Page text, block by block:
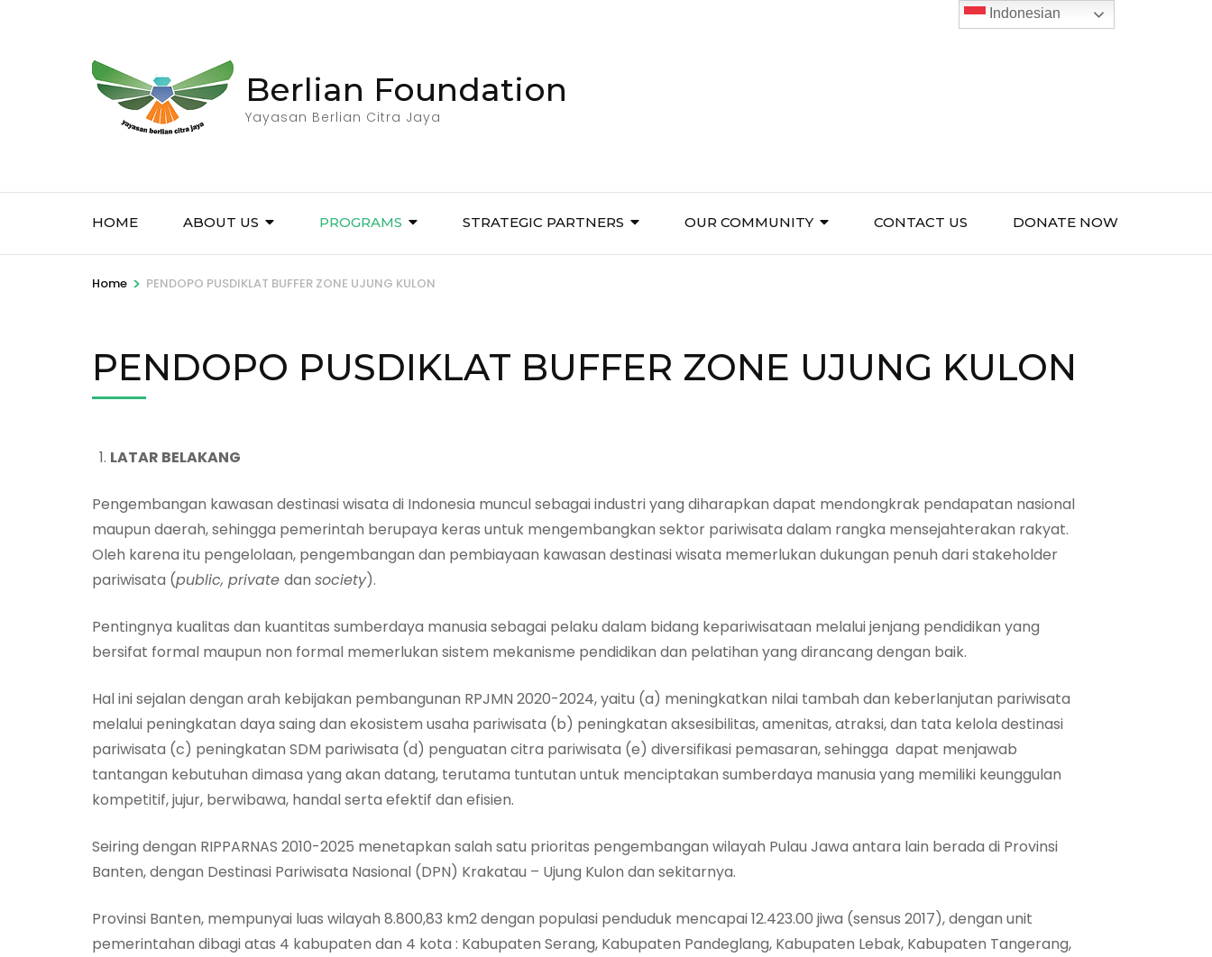
Berlian Foundation
Yayasan Berlian Citra Jaya
HOME ABOUT US PROGRAMS STRATEGIC PARTNERS OUR COMMUNITY CONTACT US DONATE NOW
Home > PENDOPO PUSDIKLAT BUFFER ZONE UJUNG KULON
PENDOPO PUSDIKLAT BUFFER ZONE UJUNG KULON
LATAR BELAKANG
Pengembangan kawasan destinasi wisata di Indonesia muncul sebagai industri yang diharapkan dapat mendongkrak pendapatan nasional
maupun daerah, sehingga pemerintah berupaya keras untuk mengembangkan sektor pariwisata dalam rangka mensejahterakan rakyat.
Oleh karena itu pengelolaan, pengembangan dan pembiayaan kawasan destinasi wisata memerlukan dukungan penuh dari stakeholder
pariwisata (public, private dan society).
Pentingnya kualitas dan kuantitas sumberdaya manusia sebagai pelaku dalam bidang kepariwisataan melalui jenjang pendidikan yang
bersifat formal maupun non formal memerlukan sistem mekanisme pendidikan dan pelatihan yang dirancang dengan baik.
Hal ini sejalan dengan arah kebijakan pembangunan RPJMN 2020-2024, yaitu (a) meningkatkan nilai tambah dan keberlanjutan pariwisata
melalui peningkatan daya saing dan ekosistem usaha pariwisata (b) peningkatan aksesibilitas, amenitas, atraksi, dan tata kelola destinasi
pariwisata (c) peningkatan SDM pariwisata (d) penguatan citra pariwisata (e) diversifikasi pemasaran, sehingga dapat menjawab
tantangan kebutuhan dimasa yang akan datang, terutama tuntutan untuk menciptakan sumberdaya manusia yang memiliki keunggulan
kompetitif, jujur, berwibawa, handal serta efektif dan efisien.
Seiring dengan RIPPARNAS 2010-2025 menetapkan salah satu prioritas pengembangan wilayah Pulau Jawa antara lain berada di Provinsi
Banten, dengan Destinasi Pariwisata Nasional (DPN) Krakatau – Ujung Kulon dan sekitarnya.
Provinsi Banten, mempunyai luas wilayah 8.800,83 km2 dengan populasi penduduk mencapai 12.423.00 jiwa (sensus 2017), dengan unit
pemerintahan dibagi atas 4 kabupaten dan 4 kota : Kabupaten Serang, Kabupaten Pandeglang, Kabupaten Lebak, Kabupaten Tangerang,
Indonesian